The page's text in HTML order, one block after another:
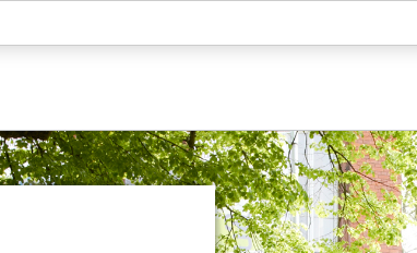
Hauptnavigation